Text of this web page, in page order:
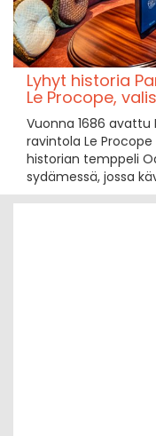
Lyhyt historia
Le Procope,
Vuonna 1686
ravintola Le
historian temppeli
sydämessä, jossa